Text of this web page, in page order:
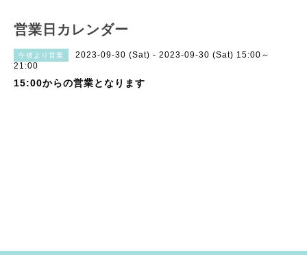
営業日カレンダー
午後より営業
2023-09-30 (Sat) - 2023-09-30 (Sat) 15:00～
21:00
15:00からの営業となります